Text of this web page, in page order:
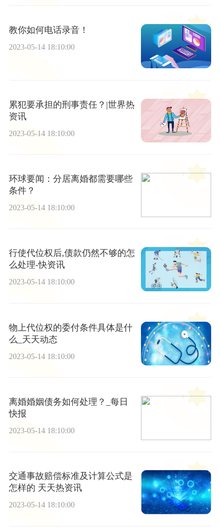
教你如何电话录音！
2023-05-14 18:10:00
累犯要承担的刑事责任？|世界热
资讯
2023-05-14 18:10:00
环球要闻：分居离婚都需要哪些
条件？
2023-05-14 18:10:00
行使代位权后,债款仍然不够的怎
么处理-快资讯
2023-05-14 18:10:00
物上代位权的委付条件具体是什
么_天天动态
2023-05-14 18:10:00
离婚婚姻债务如何处理？_每日
快报
2023-05-14 18:10:00
交通事故赔偿标准及计算公式是
怎样的 天天热资讯
2023-05-14 18:10:00